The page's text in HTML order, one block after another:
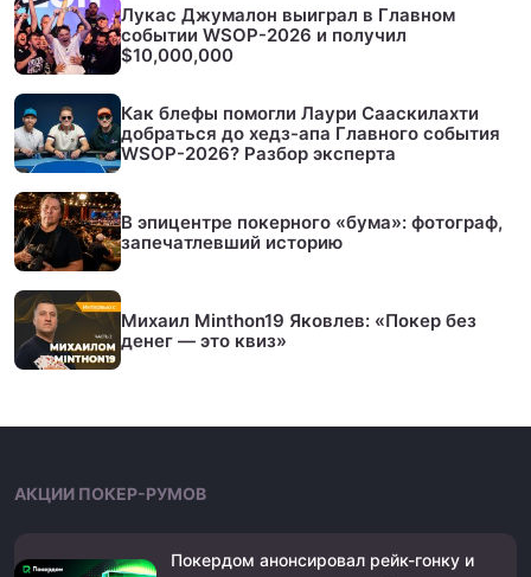
Лукас Джумалон выиграл в Главном
событии WSOP-2026 и получил
$10,000,000
Как блефы помогли Лаури Сааскилахти
добраться до хедз-апа Главного события
WSOP-2026? Разбор эксперта
В эпицентре покерного «бума»: фотограф,
запечатлевший историю
Михаил Minthon19 Яковлев: «Покер без
денег — это квиз»
АКЦИИ ПОКЕР-РУМОВ
Покердом анонсировал рейк-гонку и